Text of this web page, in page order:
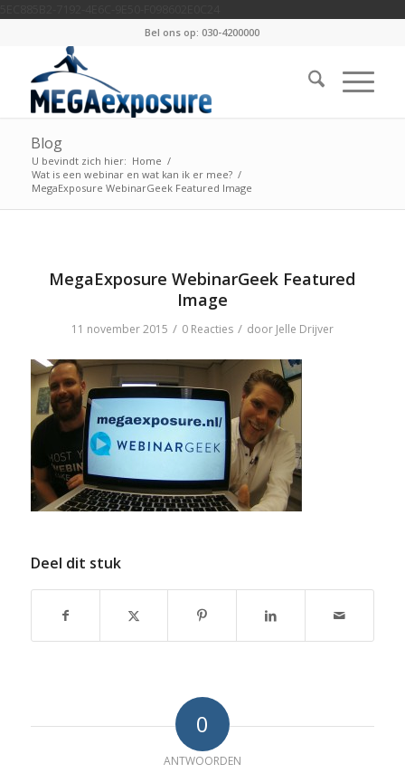
Bel ons op: 030-4200000
Blog
U bevindt zich hier: Home /
Wat is een webinar en wat kan ik er mee? /
MegaExposure WebinarGeek Featured Image
MegaExposure WebinarGeek Featured
Image
11 november 2015 / 0 Reacties / door Jelle Drijver
Deel dit stuk
0
ANTWOORDEN